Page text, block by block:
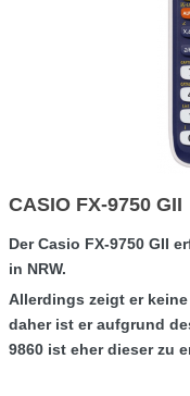
CASIO FX-9750 GII
Der Casio FX-9750 GII
in NRW.
Allerdings zeigt er
daher ist er aufgrund
9860 ist eher dieser zu